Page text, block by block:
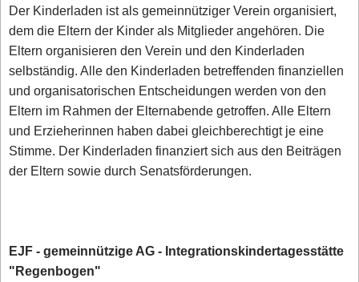
Der Kinderladen ist als gemeinnütziger Verein organisiert,
dem die Eltern der Kinder als Mitglieder angehören. Die
Eltern organisieren den Verein und den Kinderladen
selbständig. Alle den Kinderladen betreffenden finanziellen
und organisatorischen Entscheidungen werden von den
Eltern im Rahmen der Elternabende getroffen. Alle Eltern
und Erzieherinnen haben dabei gleichberechtigt je eine
Stimme. Der Kinderladen finanziert sich aus den Beiträgen
der Eltern sowie durch Senatsförderungen.
EJF - gemeinnützige AG - Integrationskindertagesstätte
"Regenbogen"